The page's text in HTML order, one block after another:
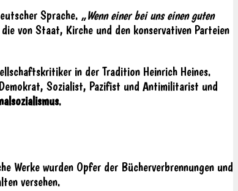
Sprache. „Wenn einer bei uns einen guten
von Staat, Kirche und den konservativen Parteien
in der Tradition Heinrich Heines.
Sozialist, Pazifist und Antimilitarist und
.
wurden Opfer der Bücherverbrennungen und
versehen.